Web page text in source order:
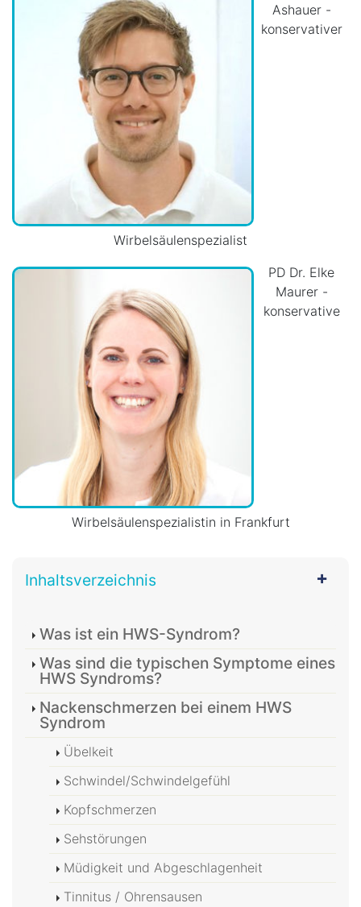
Ashauer -
konservativer
Wirbelsäulenspezialist
PD Dr. Elke
Maurer -
konservative
Wirbelsäulenspezialistin in Frankfurt
Inhaltsverzeichnis
Was ist ein HWS-Syndrom?
Was sind die typischen Symptome eines
HWS Syndroms?
Nackenschmerzen bei einem HWS
Syndrom
Übelkeit
Schwindel/Schwindelgefühl
Kopfschmerzen
Sehstörungen
Müdigkeit und Abgeschlagenheit
Tinnitus / Ohrensausen